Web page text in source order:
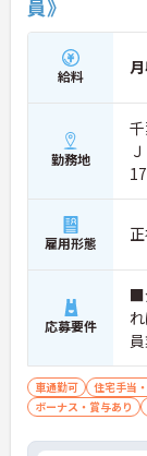
員》
給料
勤務地
雇用形態
応募要件
■
車通勤可 住宅手当
ボーナス・賞与あり